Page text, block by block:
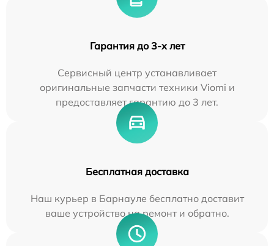
Гарантия до 3-х лет
Сервисный центр устанавливает
оригинальные запчасти техники Viomi и
предоставляет гарантию до 3 лет.
Бесплатная доставка
Наш курьер в Барнауле бесплатно доставит
ваше устройство на ремонт и обратно.